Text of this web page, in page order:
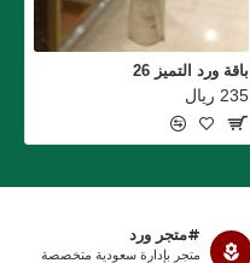
باقة ورد التميز 26
235 ريال
#متجر ورد
متجر بإدارة سعودية متخصصة